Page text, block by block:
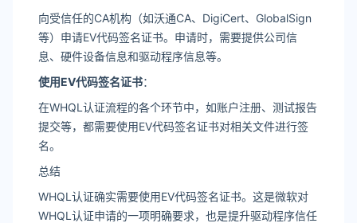
向受信任的CA机构（如沃通CA、DigiCert、GlobalSign
等）申请EV代码签名证书。申请时，需要提供公司信
息、硬件设备信息和驱动程序信息等。
使用EV代码签名证书：
在WHQL认证流程的各个环节中，如账户注册、测试报告
提交等，都需要使用EV代码签名证书对相关文件进行签
名。
总结
WHQL认证确实需要使用EV代码签名证书。这是微软对
WHQL认证申请的一项明确要求，也是提升驱动程序信任